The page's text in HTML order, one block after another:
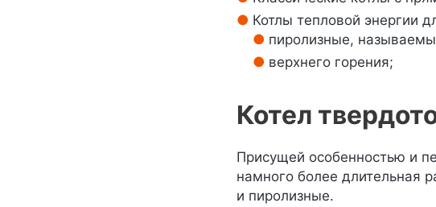
Котлы тепловой энергии
пиролизные,
верхнего горения;
Котел
Присущей особенностью и
намного более длительная
и пиролизные.